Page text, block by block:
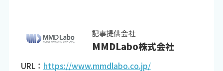
記事提供会社
MMDLabo株式会社
URL： https://www.mmdlabo.co.jp/